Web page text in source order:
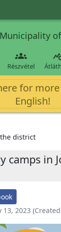
Municipality

Részvétel
for
English!
district
camps in
13, 2023